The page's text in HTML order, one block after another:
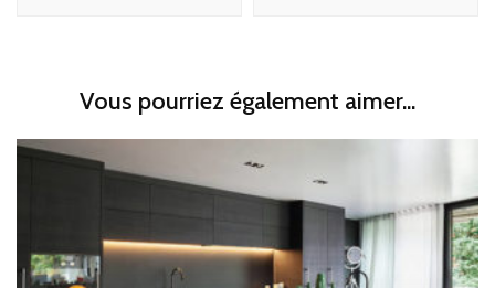
Vous pourriez également aimer...